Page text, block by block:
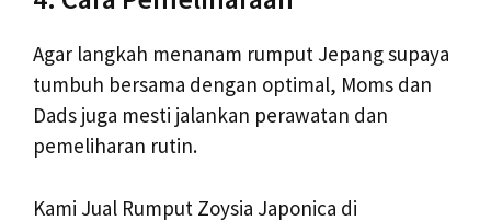
Agar langkah menanam rumput Jepang supaya
tumbuh bersama dengan optimal, Moms dan
Dads juga mesti jalankan perawatan dan
pemeliharan rutin.
Kami Jual Rumput Zoysia Japonica di